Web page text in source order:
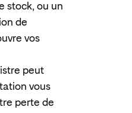
stock, ou un
de
vos
peut
vous
perte de